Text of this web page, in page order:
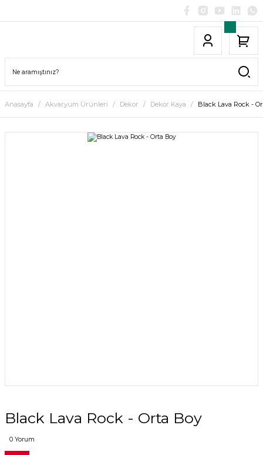
Anasayfa Akvaryum Ürünleri Dekor Dekor Kaya Black Lava Rock -
Black Lava Rock - Orta Boy
0 Yorum